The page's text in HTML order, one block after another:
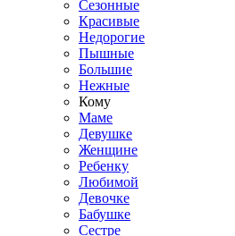
Сезонные
Красивые
Недорогие
Пышные
Большие
Нежные
Кому
Маме
Девушке
Женщине
Ребенку
Любимой
Девочке
Бабушке
Сестре